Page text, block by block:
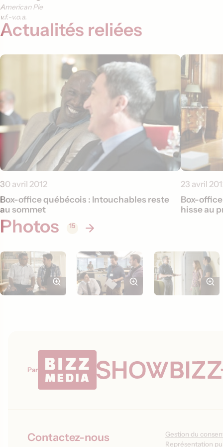
American Pie
v.f. v.o.a.
Actualités reliées
30 avril 2012
Box-office québécois : Intouchables reste
au sommet
23 avril
Box-
hisse au
Photos 15
Par
Contactez-nous
Gestion du
Représentation